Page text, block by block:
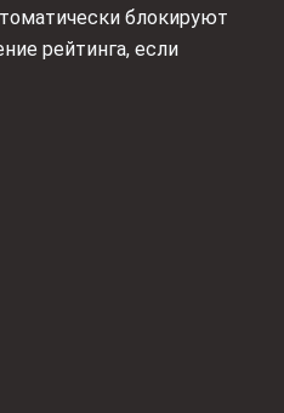
блокируют
рейтинга, если